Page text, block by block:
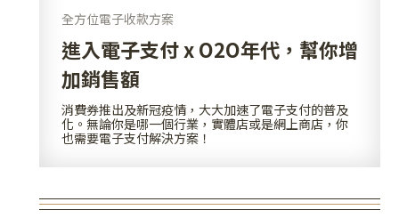
全方位電子收款方案
進入電子支付 x O2O年代，幫你增
加銷售額
消費券推出及新冠疫情，大大加速了電子支付的普及
化。無論你是哪一個行業，實體店或是網上商店，你
也需要電子支付解決方案！